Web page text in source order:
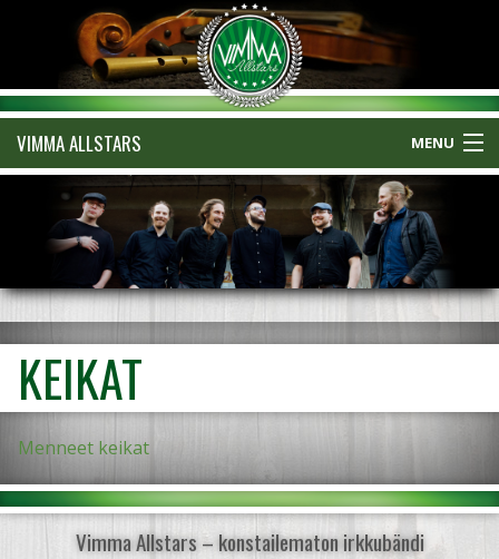
VIMMA ALLSTARS MENU
SOME
MUSIIKKI
KEIKAT
KUVAT
VIDEOT
KEIKAT
Menneet keikat
Vimma Allstars – konstailematon irkkubändi